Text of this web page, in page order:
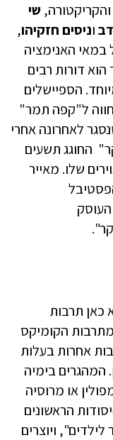
שי
וניסים חזקיהו,
במאי האנימציה
דורות רבים
הספיישלים
ל"קפה תמר"
לאחרונה אחרי
החוגג תשעים
שלו. מאייר
ובהקרנת הסרט Very Semi Serious העוסק
בשנת 1974 ומצא כאן תרבות
הקומיקס
אחרות בעלות
המהגרים בימיה
או מרוסיה
הראשונים
ויוצרים